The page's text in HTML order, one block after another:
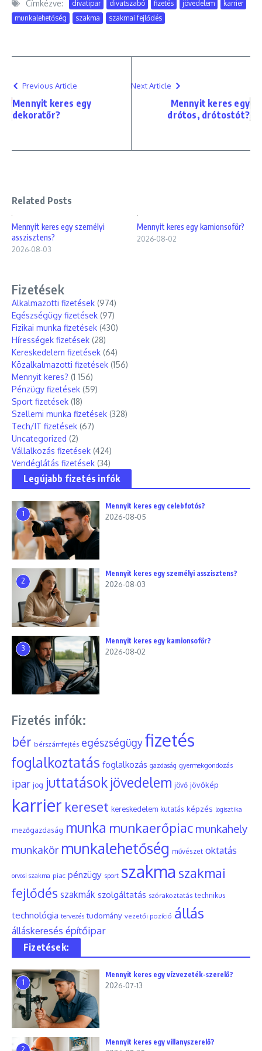
Címkézve: divatipar divatszabó fizetés jövedelem
karrier
munkalehetőség
szakma szakmai fejlődés
Previous Article
Mennyit keres egy
dekoratőr?
Next Article
Mennyit keres egy
drótos, drótostót?
Related Posts
Mennyit keres egy személyi
asszisztens?
2026-08-03
Mennyit keres egy kamionsofőr?
2026-08-02
Fizetések
Alkalmazotti fizetések (974)
Egészségügy fizetések (97)
Fizikai munka fizetések (430)
Hírességek fizetések (28)
Kereskedelem fizetések (64)
Közalkalmazotti fizetések (156)
Mennyit keres? (1 156)
Pénzügy fizetések (59)
Sport fizetések (18)
Szellemi munka fizetések (328)
Tech/IT fizetések (67)
Uncategorized (2)
Vállalkozás fizetések (424)
Vendéglátás fizetések (34)
Legújabb fizetés infók
1
Mennyit keres egy celebfotós?
2026-08-05
2
Mennyit keres egy személyi asszisztens?
2026-08-03
3
Mennyit keres egy kamionsofőr?
2026-08-02
Fizetés infók:
bér bérszámfejtés egészségügyfizetés
foglalkoztatás foglalkozás gazdaság gyermekgondozás
ipar jog juttatások jövedelem jövő jövőkép
karrier kereset kereskedelem kutatás képzés logisztika
mezőgazdaság munka munkaerőpiac munkahely
munkakör munkalehetőség művészet oktatás
orvosi szakma piac pénzügy sport szakma szakmai
fejlődés szakmák szolgáltatás szórakoztatás technikus
technológia tervezés tudomány vezetői pozíció állás
álláskeresés építőipar
Fizetések:
1
Mennyit keres egy vízvezeték-szerelő?
2026-07-13
Mennyit keres egy villanyszerelő?